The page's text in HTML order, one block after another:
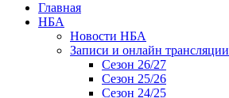
Главная
НБА
Новости НБА
Записи и онлайн трансляции
Сезон 26/27
Сезон 25/26
Сезон 24/25